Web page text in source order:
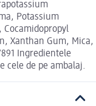
Potassium
Cocamidopropyl
Xanthan Gum, Mica,
Ingredientele
cele de pe ambalaj.